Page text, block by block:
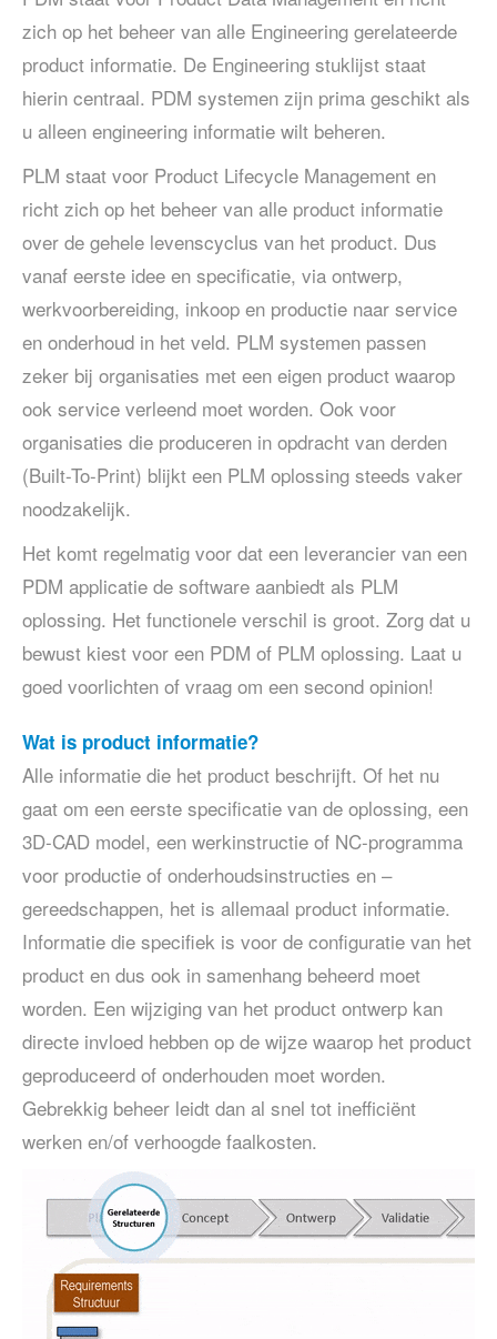
zich op het beheer van alle Engineering gerelateerde
product informatie. De Engineering stuklijst staat
hierin centraal. PDM systemen zijn prima geschikt als
u alleen engineering informatie wilt beheren.
PLM staat voor Product Lifecycle Management en
richt zich op het beheer van alle product informatie
over de gehele levenscyclus van het product. Dus
vanaf eerste idee en specificatie, via ontwerp,
werkvoorbereiding, inkoop en productie naar service
en onderhoud in het veld. PLM systemen passen
zeker bij organisaties met een eigen product waarop
ook service verleend moet worden. Ook voor
organisaties die produceren in opdracht van derden
(Built-To-Print) blijkt een PLM oplossing steeds vaker
noodzakelijk.
Het komt regelmatig voor dat een leverancier van een
PDM applicatie de software aanbiedt als PLM
oplossing. Het functionele verschil is groot. Zorg dat u
bewust kiest voor een PDM of PLM oplossing. Laat u
goed voorlichten of vraag om een second opinion!
Wat is product informatie?
Alle informatie die het product beschrijft. Of het nu
gaat om een eerste specificatie van de oplossing, een
3D-CAD model, een werkinstructie of NC-programma
voor productie of onderhoudsinstructies en –
gereedschappen, het is allemaal product informatie.
Informatie die specifiek is voor de configuratie van het
product en dus ook in samenhang beheerd moet
worden. Een wijziging van het product ontwerp kan
directe invloed hebben op de wijze waarop het product
geproduceerd of onderhouden moet worden.
Gebrekkig beheer leidt dan al snel tot inefficiënt
werken en/of verhoogde faalkosten.